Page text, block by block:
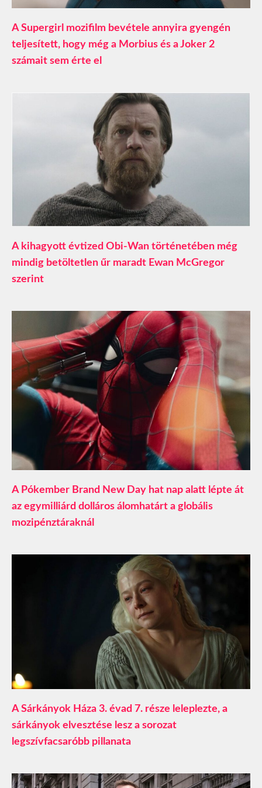
A Supergirl mozifilm bevétele annyira gyengén
teljesített, hogy még a Morbius és a Joker 2
számait sem érte el
A kihagyott évtized Obi-Wan történetében még
mindig betöltetlen űr maradt Ewan McGregor
szerint
A Pókember Brand New Day hat nap alatt lépte át
az egymilliárd dolláros álomhatárt a globális
mozipénztáraknál
A Sárkányok Háza 3. évad 7. része leleplezte, a
sárkányok elvesztése lesz a sorozat
legszívfacsaróbb pillanata